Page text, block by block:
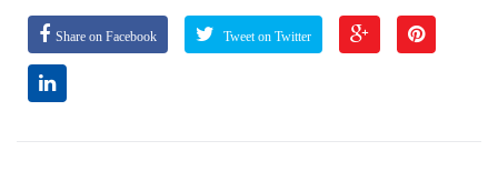
Share on Facebook Tweet on Twitter